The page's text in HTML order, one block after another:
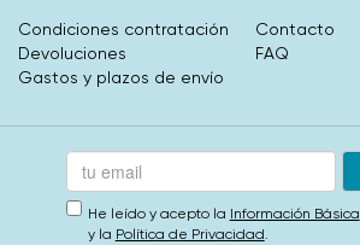
Condiciones contratación
Devoluciones
Gastos y plazos de envío
Contacto
FAQ
He leído y acepto la Información Básica
y la Política de Privacidad.